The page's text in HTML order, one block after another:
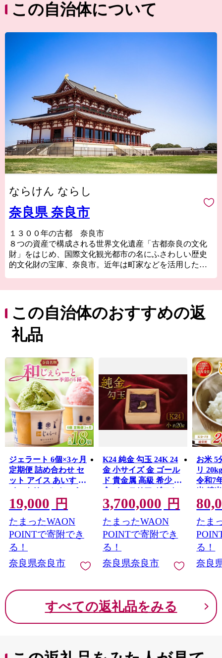
この自治体について
ならけん ならし
奈良県 奈良市
１３００年の古都 奈良市
８つの資産で構成される世界文化遺産「古都奈良の文化
財」をはじめ、国際文化観光都市の名にふさわしい歴史
的文化財の宝庫、奈良市。近年は町家などを活用した個
古都奈良はこれからも歴史と伝統を生かしたまちづくり
をすすめます。
この自治体のおすすめの返
礼品
ジェラート 6個×3ヶ月
定期便 詰め合わせ セ
ット アイス あいす ア
イスクリーム じぇら
ーと デザート スイー
ツ シャーべット 和じ
ぇらーと あいすくり
ーむ るさと納税ジェ
ラート ふるさと納税
アイス ふるさと納税
スイーツ こだわり 旬
り物 贈答 いちご 苺 古
都華 抹茶 ミルク バニ
ラ 小豆 チョコ ブルー
ベリー 和スイーツ み
19,000 円
たまったWAON
POINTで寄附でき
る！
奈良県奈良市
K24 純金 勾玉 24K 24
金 小サイズ 金 ゴール
ド 貴金属 高級 希少 記
念 インテリア ギフト
プレゼント 贈り物 贈
答用 合同会社工藝舎
奈良県 奈良市
3,700,000 円
たまったWAON
POINTで寄附でき
る！
奈良県奈良市
お米 5
リ
令和7
米 精
直送
り こ
はん
県 奈
たま
る！
奈良
すべての返礼品をみる